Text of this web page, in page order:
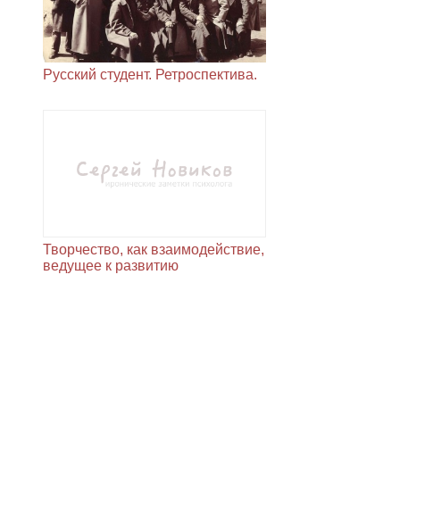
Русский студент. Ретроспектива.
Творчество, как взаимодействие,
ведущее к развитию